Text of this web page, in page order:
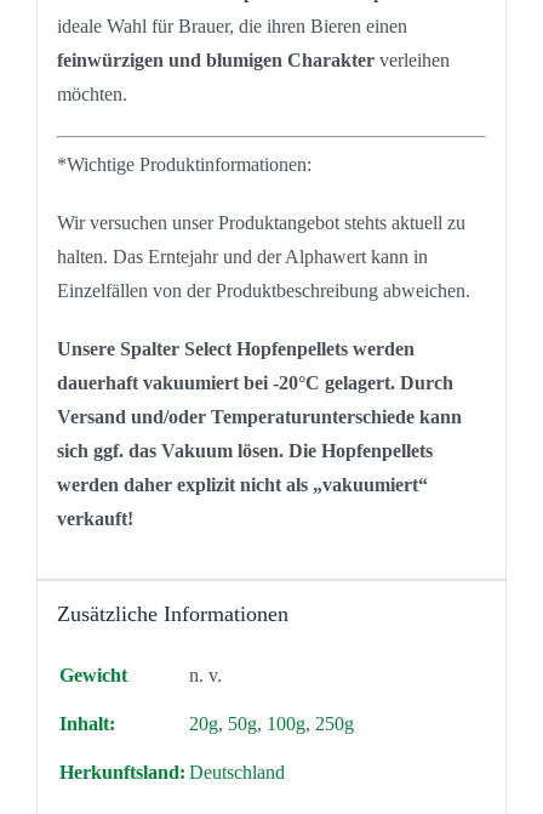
ideale Wahl für Brauer, die ihren Bieren einen
feinwürzigen und blumigen Charakterverleihen
möchten.
*Wichtige Produktinformationen:
Wir versuchen unser Produktangebot stehts aktuell zu
halten. Das Erntejahr und der Alphawert kann in
Einzelfällen von der Produktbeschreibung abweichen.
Unsere Spalter Select Hopfenpellets werden
dauerhaft vakuumiert bei -20°C gelagert. Durch
Versand und/oder Temperaturunterschiede kann
sich ggf. das Vakuum lösen. Die Hopfenpellets
werden daher explizit nicht als „vakuumiert“
verkauft!
Zusätzliche Informationen
Gewicht n. v.
Inhalt: 20g, 50g, 100g, 250g
Herkunftsland: Deutschland